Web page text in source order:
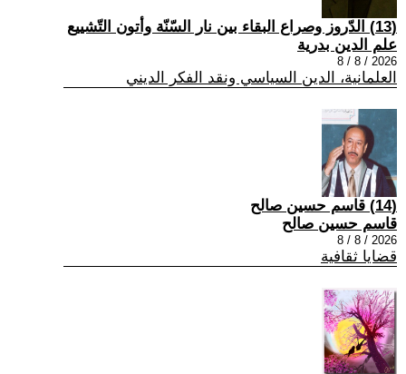
(13) الدّروز وصراع البقاء بين نار السّنّة وأتون التّشييع
علم الدين بدرية
2026 / 8 / 8
العلمانية، الدين السياسي ونقد الفكر الديني
(14) قاسم حسين صالح
قاسم حسين صالح
2026 / 8 / 8
قضايا ثقافية